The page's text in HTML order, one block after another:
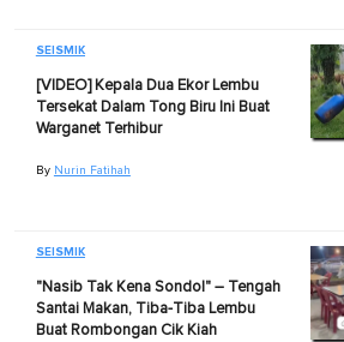
SEISMIK
[VIDEO] Kepala Dua Ekor Lembu
Tersekat Dalam Tong Biru Ini Buat
Warganet Terhibur
By Nurin Fatihah
SEISMIK
"Nasib Tak Kena Sondol" – Tengah
Santai Makan, Tiba-Tiba Lembu
Buat Rombongan Cik Kiah